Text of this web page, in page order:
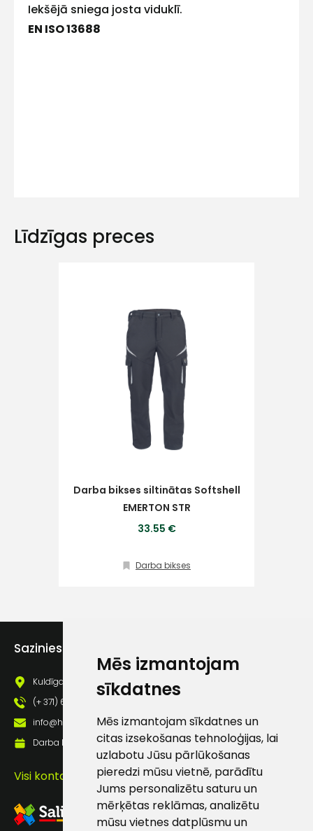
Mēs izmantojam
sīkdatnes
Mēs izmantojam sīkdatnes un
citas izsekošanas tehnoloģijas, lai
uzlabotu Jūsu pārlūkošanas
pieredzi mūsu vietnē, parādītu
Jums personalizētu saturu un
mērķētas reklāmas, analizētu
mūsu vietnes datplūsmu un
Iekšējā sniega josta viduklī.
EN ISO 13688
Līdzīgas preces
Darba bikses siltinātas Softshell
EMERTON STR
33.55 €
Darba bikses
Sazinies ar mums
Kuldīgas iela 69a, Saldus, Saldus nov., LV - 3801
(+ 371) 63 881 186
info@hards.lv
Darba laiks: Darbadienās: 8:00 - 17:00
Visi kontakti
Piekrītu SIA Hards
lietošanas noteikumiem
Piekrītu saņemt
pastā
Sūtīt ziņojumu
Klientu
atbalsts
186
info@hards.lv